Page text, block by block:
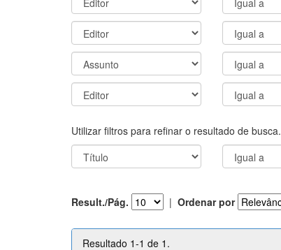
Utilizar filtros para refinar o resultado de busca.
Result./Pág. | Ordenar por
Resultado 1-1 de 1.